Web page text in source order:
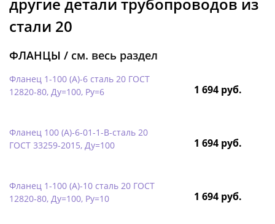
стали 20
ФЛАНЦЫ / см. весь раздел
Фланец 1-100 (А)-6 сталь 20 ГОСТ
12820-80, Ду=100, Ру=6
1 694 руб.
Фланец 100 (А)-6-01-1-B-сталь 20
ГОСТ 33259-2015, Ду=100
1 694 руб.
Фланец 1-100 (А)-10 сталь 20 ГОСТ
12820-80, Ду=100, Ру=10
1 694 руб.